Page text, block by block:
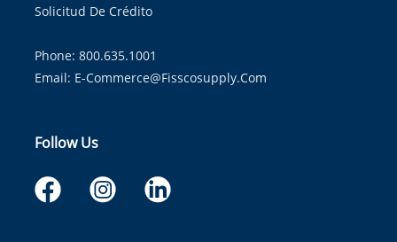
Solicitud De Crédito
Phone: 800.635.1001
Email: E-Commerce@fisscosupply.com
Follow Us